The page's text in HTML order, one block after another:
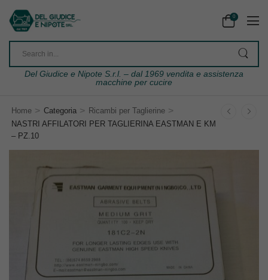
0
Del Giudice e Nipote S.r.l. – dal 1969 vendita e assistenza
macchine per cucire
Home > Categoria > Ricambi per Taglierine >
NASTRI AFFILATORI PER TAGLIERINA EASTMAN E KM
– PZ.10